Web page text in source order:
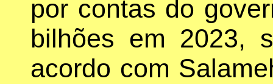
por contas do
bilhões em 2023,
acordo com